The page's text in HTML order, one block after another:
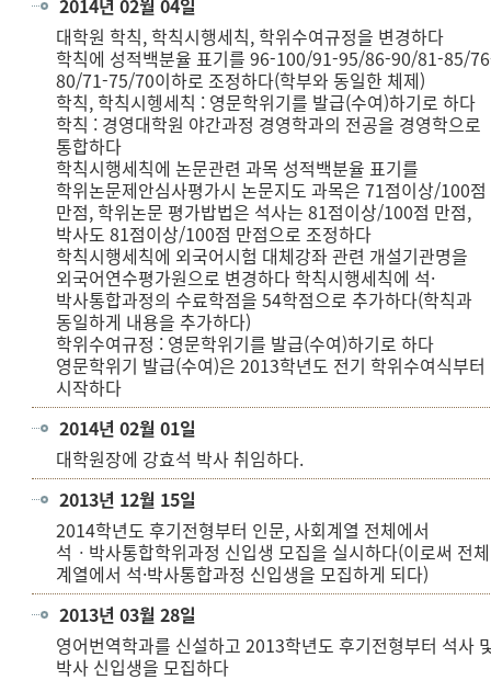
2014년 02월 04일
대학원 학칙, 학칙시행세칙, 학위수여규정을 변경하다
학칙에 성적백분율 표기를 96-100/91-95/86-90/81-85/
80/71-75/70이하로 조정하다(학부와 동일한 체제)
학칙, 학칙시헹세칙 : 영문학위기를 발급(수여)하기로 하다
학칙 : 경영대학원 야간과정 경영학과의 전공을 경영학으로
통합하다
학칙시행세칙에 논문관련 과목 성적백분율 표기를
학위논문제안심사평가시 논문지도 과목은 71점이상/100점
만점, 학위논문 평가밥법은 석사는 81점이상/100점 만점,
박사도 81점이상/100점 만점으로 조정하다
학칙시행세칙에 외국어시험 대체강좌 관련 개설기관명을
외국어연수평가원으로 변경하다 학칙시행세칙에 석·
박사통합과정의 수료학점을 54학점으로 추가하다(학칙과
동일하게 내용을 추가하다)
학위수여규정 : 영문학위기를 발급(수여)하기로 하다
영문학위기 발급(수여)은 2013학년도 전기 학위수여식부터
시작하다
2014년 02월 01일
대학원장에 강효석 박사 취임하다.
2013년 12월 15일
2014학년도 후기전형부터 인문, 사회계열 전체에서
석ㆍ박사통합학위과정 신입생 모집을 실시하다(이로써 전체
계열에서 석·박사통합과정 신입생을 모집하게 되다)
2013년 03월 28일
영어번역학과를 신설하고 2013학년도 후기전형부터 석사
박사 신입생을 모집하다